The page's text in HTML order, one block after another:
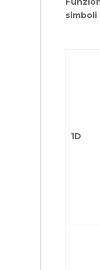
simboli
1D